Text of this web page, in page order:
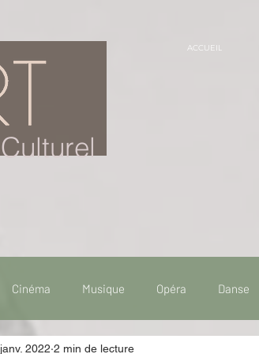
ACCUEIL
Cinéma Musique Opéra Danse
2022 2 min de lecture